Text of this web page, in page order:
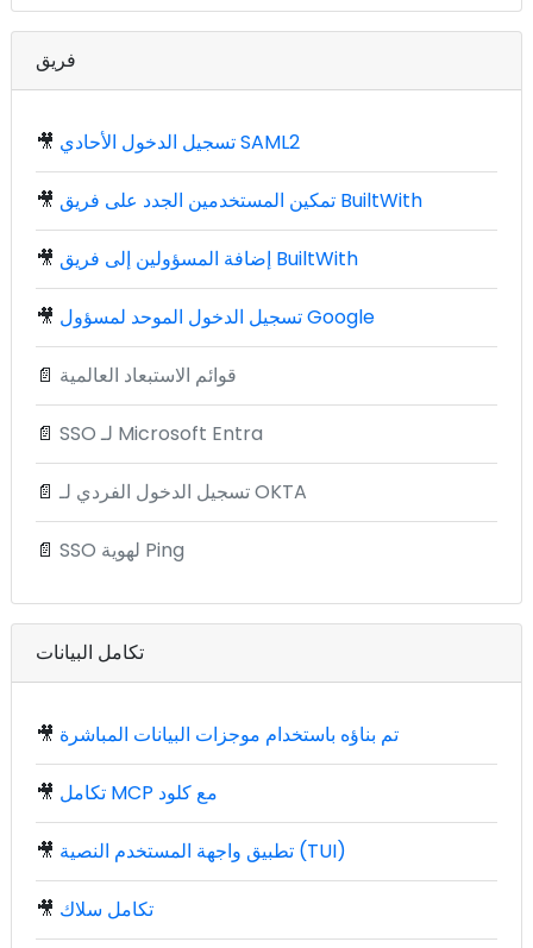
فريق
🎥 تسجيل الدخول الأحادي SAML2
🎥 تمكين المستخدمين الجدد على فريق BuiltWith
🎥 إضافة المسؤولين إلى فريق BuiltWith
🎥 تسجيل الدخول الموحد لمسؤول Google
📄 قوائم الاستبعاد العالمية
📄 SSO لـ Microsoft Entra
📄 تسجيل الدخول الفردي لـ OKTA
📄 SSO لهوية Ping
تكامل البيانات
🎥 تم بناؤه باستخدام موجزات البيانات المباشرة
🎥 تكامل MCP مع كلود
🎥 تطبيق واجهة المستخدم النصية (TUI)
🎥 تكامل سلاك